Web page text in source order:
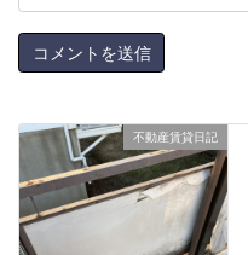
不動産賃貸日記